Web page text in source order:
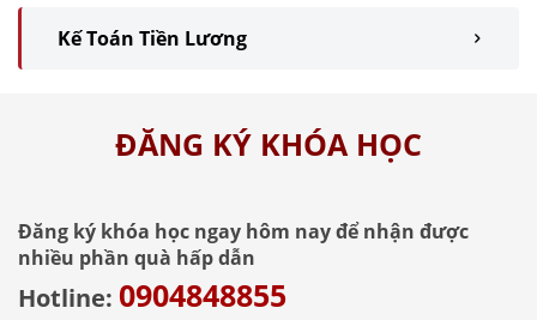
Kế Toán Tiền Lương
ĐĂNG KÝ KHÓA HỌC
Đăng ký khóa học ngay hôm nay để nhận được
nhiều phần quà hấp dẫn
Hotline: 0904848855